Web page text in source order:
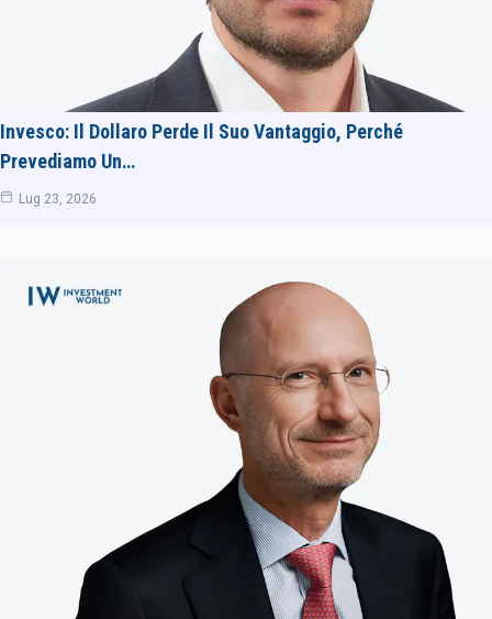
Invesco: Il Dollaro Perde Il Suo Vantaggio, Perché
Prevediamo Un…
Lug 23, 2026